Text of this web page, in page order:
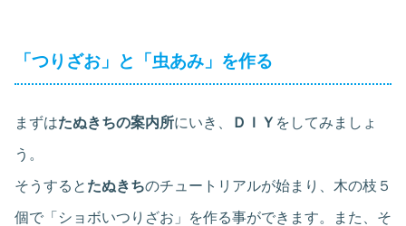
「つりざお」と「虫あみ」を作る
まずはたぬきちの案内所にいき、 ＤＩＹ をしてみましょ
う。
そうすると たぬきちのチュートリアルが始まり、木の枝５
個で「ショボいつりざお」を作る事ができます。また、そ